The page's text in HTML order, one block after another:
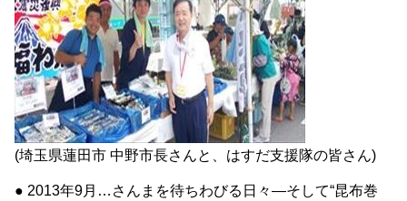
(埼玉県蓮田市 中野市長さんと、はすだ支援隊の皆さん)
● 2013年9月…さんまを待ちわびる日々―そして“昆布巻